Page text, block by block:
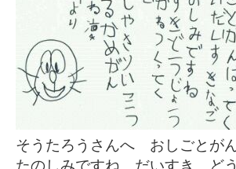
そうたろうさんへ おしごと
たのしみですね だいすき ど